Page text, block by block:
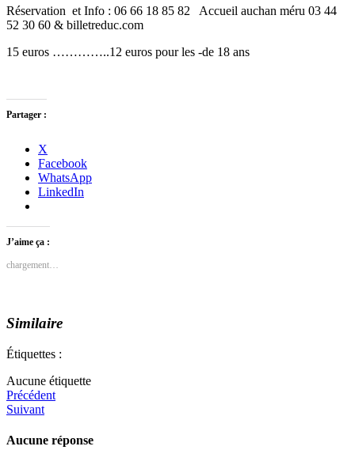
Réservation et Info : 06 66 18 85 82 Accueil auchan méru 03 44
52 30 60 & billetreduc.com
15 euros …………..12 euros pour les -de 18 ans
Partager :
X
Facebook
WhatsApp
LinkedIn
J’aime ça :
chargement…
Similaire
Étiquettes :
Aucune étiquette
Précédent
Suivant
Aucune réponse